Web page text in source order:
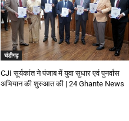
चंडीगढ़
CJI सूर्यकांत ने पंजाब में युवा सुधार एवं पुनर्वास
अभियान की शुरुआत की | 24 Ghante News